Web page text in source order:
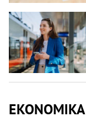
EKONOMIKA